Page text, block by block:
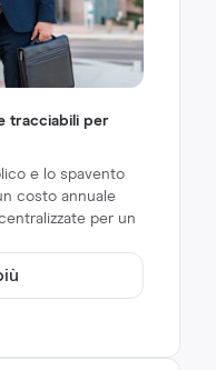
tracciabili per
e lo spavento
costo annuale
per un